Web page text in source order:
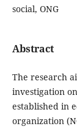
social, ONG
Abstract
The research
investigation
established in
organization